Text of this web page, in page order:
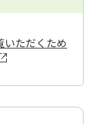
いただくため